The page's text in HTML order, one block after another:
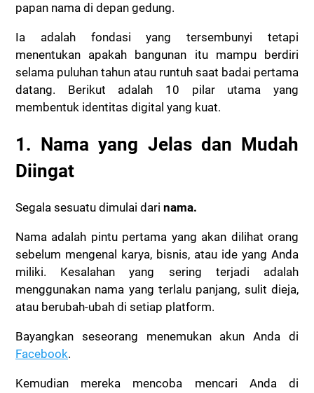
papan nama di depan gedung.
Ia adalah fondasi yang tersembunyi tetapi
menentukan apakah bangunan itu mampu berdiri
selama puluhan tahun atau runtuh saat badai pertama
datang. Berikut adalah 10 pilar utama yang
membentuk identitas digital yang kuat.
1. Nama yang Jelas dan Mudah
Diingat
Segala sesuatu dimulai dari nama.
Nama adalah pintu pertama yang akan dilihat orang
sebelum mengenal karya, bisnis, atau ide yang Anda
miliki. Kesalahan yang sering terjadi adalah
menggunakan nama yang terlalu panjang, sulit dieja,
atau berubah-ubah di setiap platform.
Bayangkan seseorang menemukan akun Anda di
Facebook.
Kemudian mereka mencoba mencari Anda di